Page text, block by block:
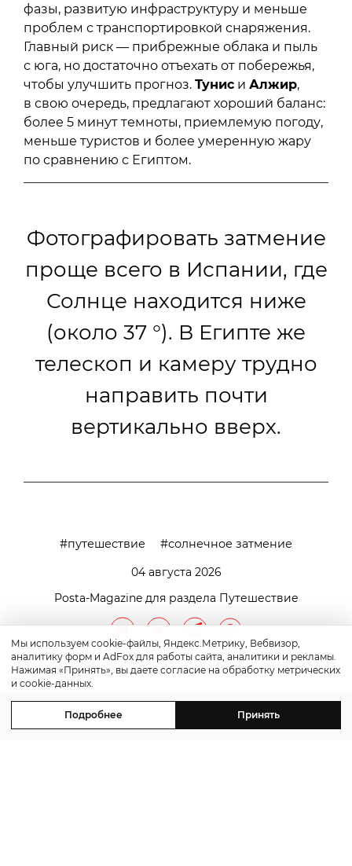
фазы, развитую инфраструктуру и меньше
проблем с транспортировкой снаряжения.
Главный риск — прибрежные облака и пыль
с юга, но достаточно отъехать от побережья,
чтобы улучшить прогноз. Тунис и Алжир,
в свою очередь, предлагают хороший баланс:
более 5 минут темноты, приемлемую погоду,
меньше туристов и более умеренную жару
по сравнению с Египтом.
Фотографировать затмение
проще всего в Испании, где
Солнце находится ниже
(около 37 °). В Египте же
телескоп и камеру трудно
направить почти
вертикально вверх.
путешествие
солнечное затмение
04 августа 2026
Posta-Magazine для раздела Путешествие
Мы используем cookie-файлы, Яндекс.Метрику, Вебвизор,
аналитику форм и AdFox для работы сайта, аналитики и рекламы.
Нажимая «Принять», вы даете согласие на обработку метрических
и cookie-данных.
Подробнее Принять